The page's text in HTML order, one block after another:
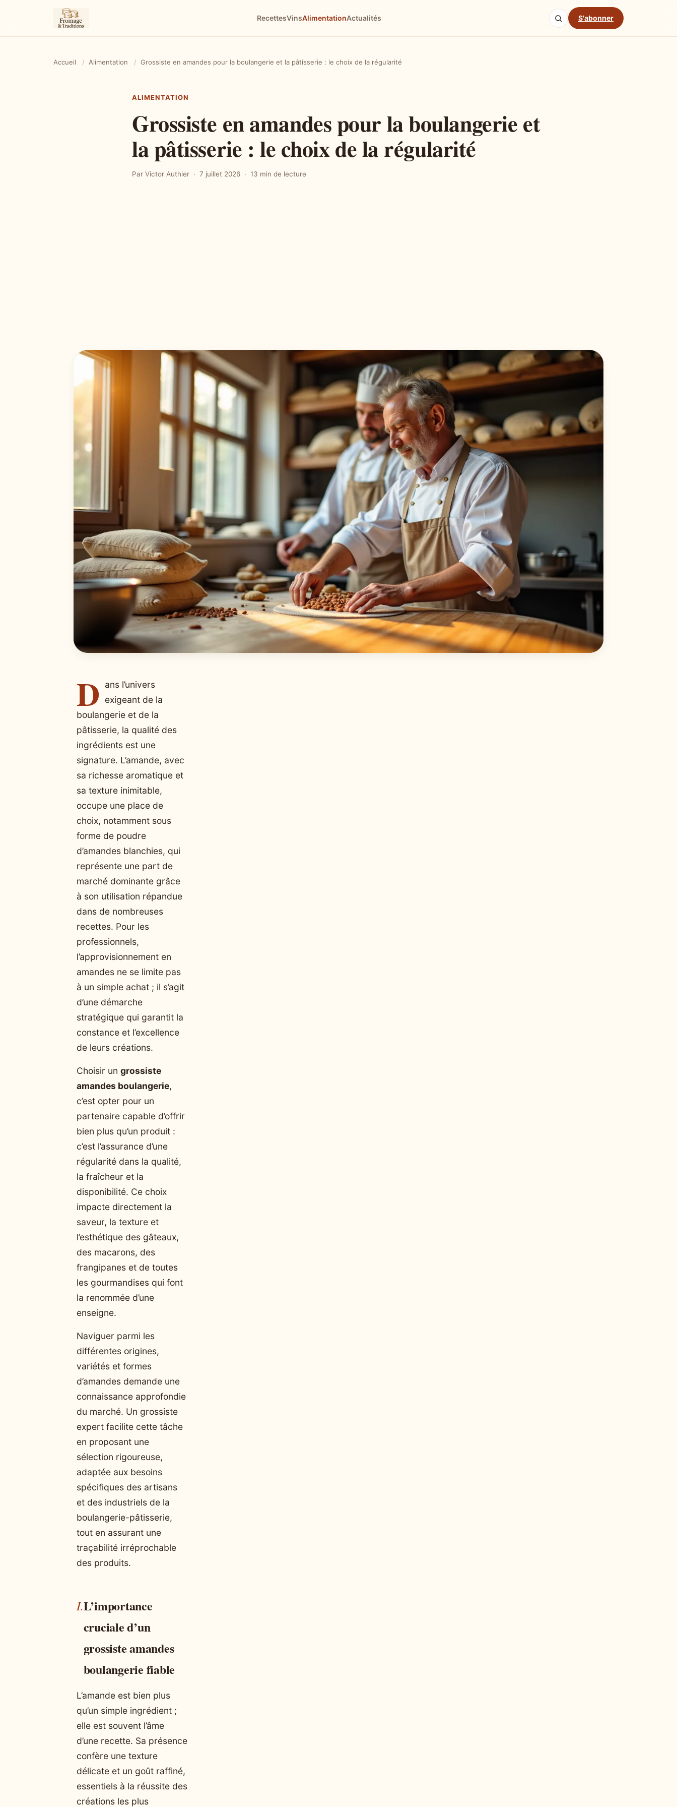
RecettesVinsAlimentationActualités S'abonner
Accueil / Alimentation / Grossiste en amandes pour la boulangerie et la pâtisserie : le choix de la régularité
ALIMENTATION
Grossiste en amandes pour la boulangerie et
la pâtisserie : le choix de la régularité
Par Victor Authier 7 juillet 2026 13 min de lecture
D ans l’univers
exigeant de la
boulangerie et de la
pâtisserie, la qualité des
ingrédients est une
signature. L’amande, avec
sa richesse aromatique et
sa texture inimitable,
occupe une place de
choix, notamment sous
forme de poudre
d’amandes blanchies, qui
représente une part de
marché dominante grâce
à son utilisation répandue
dans de nombreuses
recettes. Pour les
professionnels,
l’approvisionnement en
amandes ne se limite pas
à un simple achat ; il s’agit
d’une démarche
stratégique qui garantit la
constance et l’excellence
de leurs créations.
Choisir un grossiste
amandes boulangerie,
c’est opter pour un
partenaire capable d’offrir
bien plus qu’un produit :
c’est l’assurance d’une
régularité dans la qualité,
la fraîcheur et la
disponibilité. Ce choix
impacte directement la
saveur, la texture et
l’esthétique des gâteaux,
des macarons, des
frangipanes et de toutes
les gourmandises qui font
la renommée d’une
enseigne.
Naviguer parmi les
différentes origines,
variétés et formes
d’amandes demande une
connaissance approfondie
du marché. Un grossiste
expert facilite cette tâche
en proposant une
sélection rigoureuse,
adaptée aux besoins
spécifiques des artisans
et des industriels de la
boulangerie-pâtisserie,
tout en assurant une
traçabilité irréprochable
des produits.
L’importance
cruciale d’un
grossiste amandes
boulangerie fiable
L’amande est bien plus
qu’un simple ingrédient ;
elle est souvent l’âme
d’une recette. Sa présence
confère une texture
délicate et un goût raffiné,
essentiels à la réussite des
créations les plus